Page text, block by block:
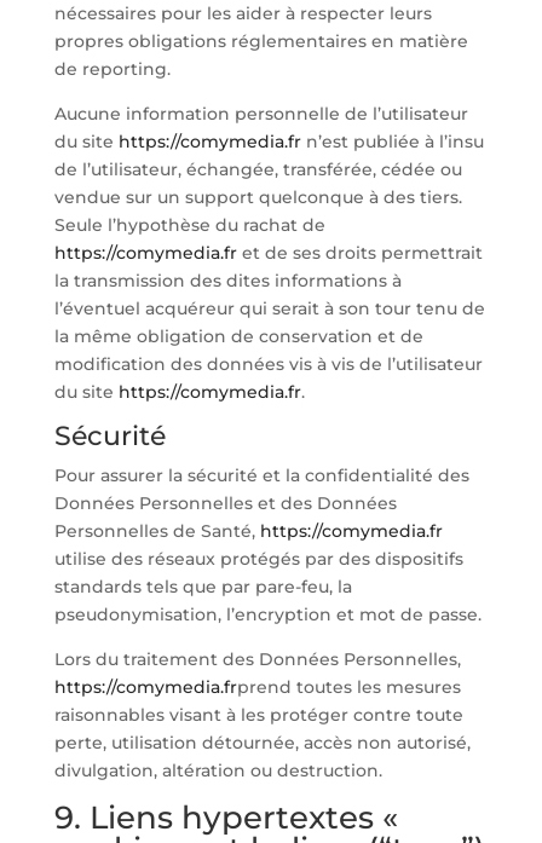
nécessaires pour les aider à respecter leurs
propres obligations réglementaires en matière
de reporting.
Aucune information personnelle de l’utilisateur
du site https://comymedia.frn’est publiée à l’insu
de l’utilisateur, échangée, transférée, cédée ou
vendue sur un support quelconque à des tiers.
Seule l’hypothèse du rachat de
https://comymedia.fret de ses droits permettrait
la transmission des dites informations à
l’éventuel acquéreur qui serait à son tour tenu de
la même obligation de conservation et de
modification des données vis à vis de l’utilisateur
du site https://comymedia.fr.
Sécurité
Pour assurer la sécurité et la confidentialité des
Données Personnelles et des Données
Personnelles de Santé, https://comymedia.fr
utilise des réseaux protégés par des dispositifs
standards tels que par pare-feu, la
pseudonymisation, l’encryption et mot de passe.
Lors du traitement des Données Personnelles,
https://comymedia.frprend toutes les mesures
raisonnables visant à les protéger contre toute
perte, utilisation détournée, accès non autorisé,
divulgation, altération ou destruction.
9. Liens hypertextes «